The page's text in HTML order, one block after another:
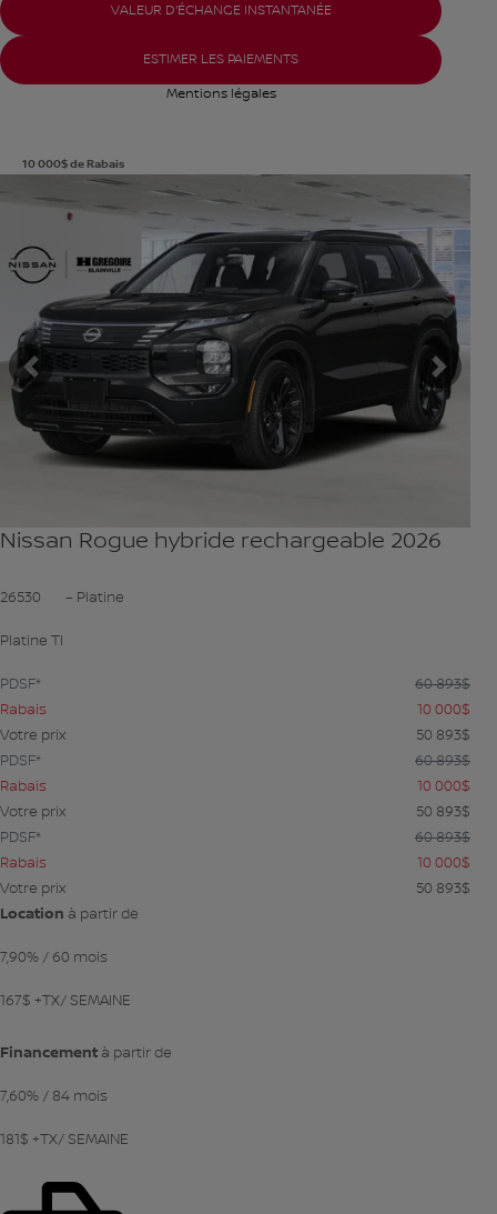
VALEUR D'ÉCHANGE INSTANTANÉE
ESTIMER LES PAIEMENTS
Mentions légales
10 000$de Rabais
Afficher 8 images en plus
Précédent
Nissan Rogue hybride rechargeable 2026
26530 – Platine
Platine TI
PDSF* 60 893$
Rabais
10 000$
Votre prix
50 893$
PDSF*
60 893$
Rabais
10 000$
Votre prix
50 893$
PDSF*
60 893$
Rabais
10 000$
Votre prix
50 893$
Location à partir de
7,90% / 60 mois
167$ +TX/ SEMAINE
Financement à partir de
7,60% / 84 mois
181$ +TX/ SEMAINE